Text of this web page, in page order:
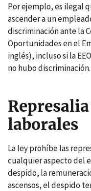
Por ejemplo, es ilegal
ascender a un
discriminación ante la
Oportunidades en el
inglés), incluso si la
no hubo discriminación.
laborales
La ley prohíbe las
cualquier aspecto del
despido, la
ascensos, el despido